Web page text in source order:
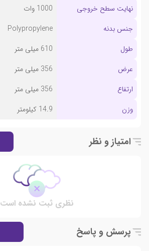
نهایت سطح خروجی
1000 وات
جنس بدنه
Polypropylene
طول
610 میلی متر
عرض
356 میلی متر
ارتفاع
356 میلی متر
وزن
14.9 کیلومتر
امتیاز و نظر
نظری ثبت نشده است
پرسش و پاسخ